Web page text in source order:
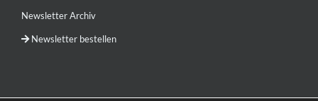
Newsletter Archiv
Newsletter bestellen